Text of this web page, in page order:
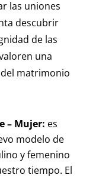
las uniones
descubrir
de las
una
matrimonio
– Mujer: es
modelo de
y femenino
tiempo. El